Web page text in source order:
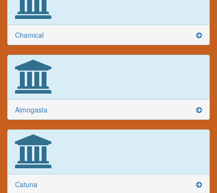
Chamical
Aimogasta
Catuna